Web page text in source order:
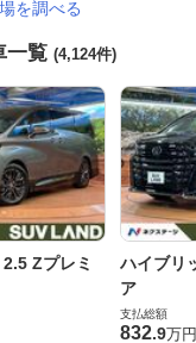
を調べる
一覧 (4,124件)
Zプレミ
ハイブリ
ア
支払総額
832.9万円